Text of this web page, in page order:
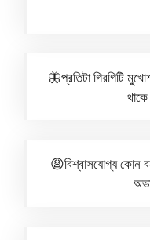
🦋প্রতিটা গিরগিটি
😩বিশ্বাসযোগ্য কোন